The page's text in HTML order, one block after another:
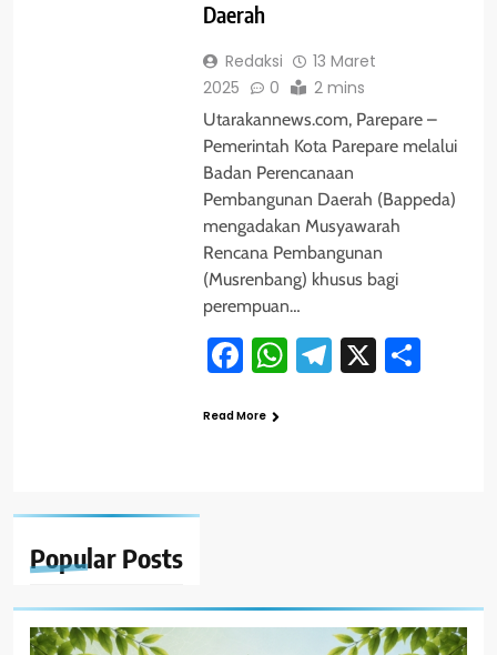
Popular Posts
Daerah
Redaksi
13 Maret
2025
0 2 mins
Utarakannews.com, Parepare –
Pemerintah Kota Parepare melalui
Badan Perencanaan
Pembangunan Daerah (Bappeda)
mengadakan Musyawarah
Rencana Pembangunan
(Musrenbang) khusus bagi
perempuan…
Facebook
WhatsApp
Telegram
X
Read More